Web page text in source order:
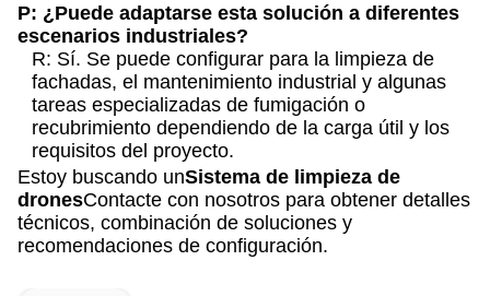
P: ¿Puede adaptarse esta solución a diferentes
escenarios industriales?
R: Sí. Se puede configurar para la limpieza de
fachadas, el mantenimiento industrial y algunas
tareas especializadas de fumigación o
recubrimiento dependiendo de la carga útil y los
requisitos del proyecto.
Estoy buscando unSistema de limpieza de
dronesContacte con nosotros para obtener detalles
técnicos, combinación de soluciones y
recomendaciones de configuración.